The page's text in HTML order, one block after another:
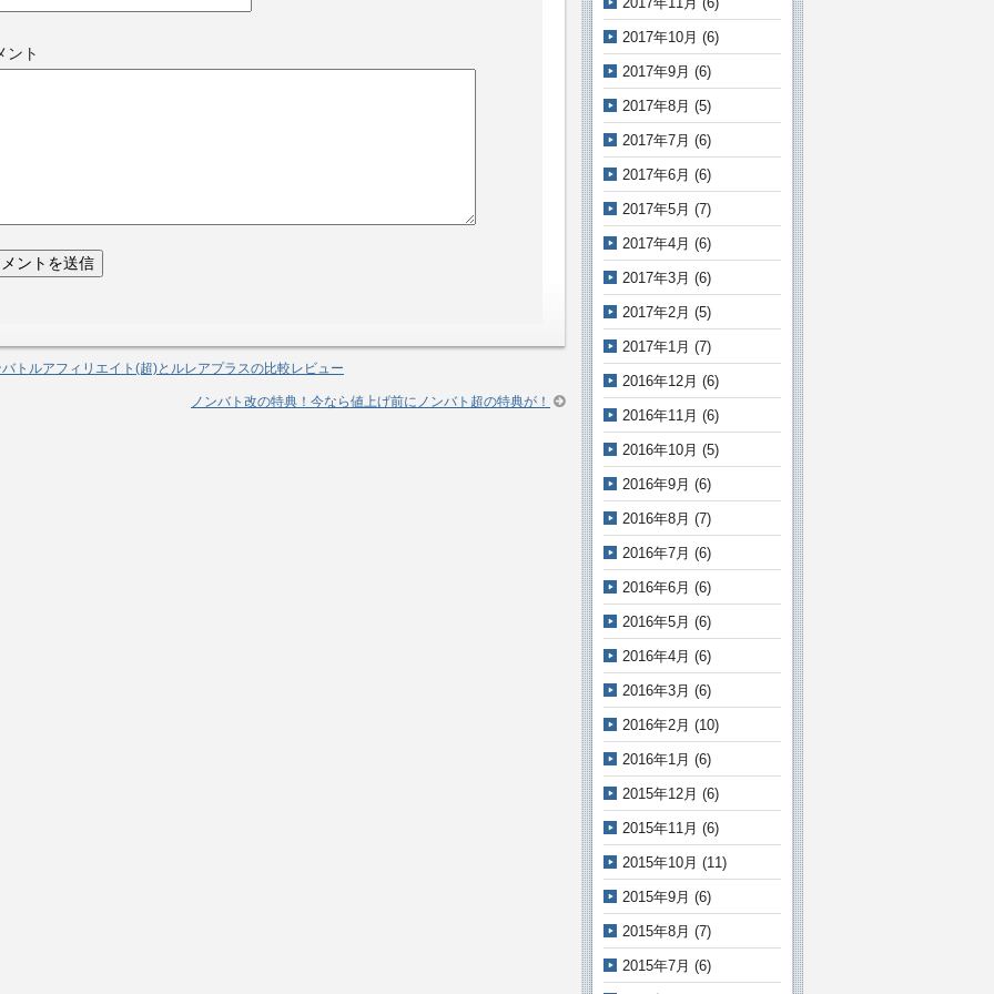
ント
トルアフィリエイト(超)とルレアプラスの比較レビュー
ノンバト改の特典！今なら値上げ前にノンバト超の特典が！
2017年10月 (6)
2017年9月 (6)
2017年8月 (5)
2017年7月 (6)
2017年6月 (6)
2017年5月 (7)
2017年4月 (6)
2017年3月 (6)
2017年2月 (5)
2017年1月 (7)
2016年12月 (6)
2016年11月 (6)
2016年10月 (5)
2016年9月 (6)
2016年8月 (7)
2016年7月 (6)
2016年6月 (6)
2016年5月 (6)
2016年4月 (6)
2016年3月 (6)
2016年2月 (10)
2016年1月 (6)
2015年12月 (6)
2015年11月 (6)
2015年10月 (11)
2015年9月 (6)
2015年8月 (7)
2015年7月 (6)